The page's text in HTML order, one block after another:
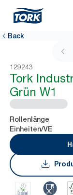
Back
129243
Tork
Grün W1
Rollenlänge
Einheiten/VE